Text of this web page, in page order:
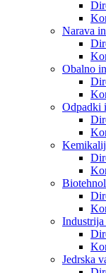
Narava
Obalno
Odpadki
Industrija
Jedrska